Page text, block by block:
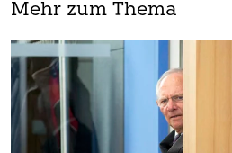
Mehr zum Thema